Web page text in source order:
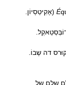
(אֶקִיטַסְיוֹן.
דה שֶבוֹ.
שלם של